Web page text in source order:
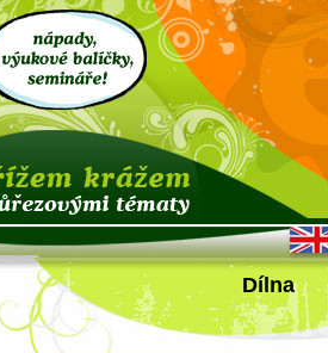
Dílna